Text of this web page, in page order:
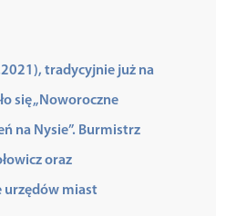
tradycyjnie już na
się „Noworoczne
na Nysie”. Burmistrz
oraz
urzędów miast